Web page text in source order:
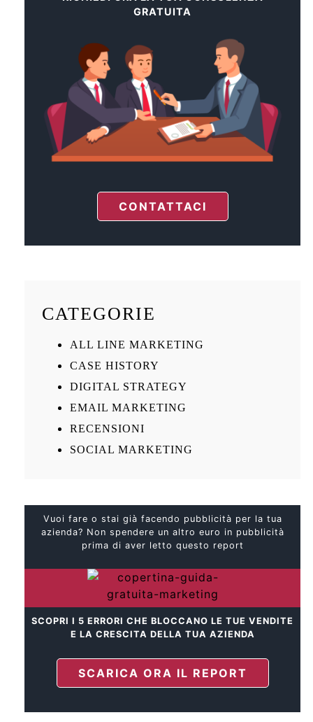
GRATUITA
CONTATTACI
CATEGORIE
ALL LINE MARKETING
CASE HISTORY
DIGITAL STRATEGY
EMAIL MARKETING
RECENSIONI
SOCIAL MARKETING
Vuoi fare o stai già facendo pubblicità per la tua
azienda? Non spendere un altro euro in pubblicità
prima di aver letto questo report
SCOPRI I 5 ERRORI CHE BLOCCANO LE TUE VENDITE
E LA CRESCITA DELLA TUA AZIENDA
SCARICA ORA IL REPORT